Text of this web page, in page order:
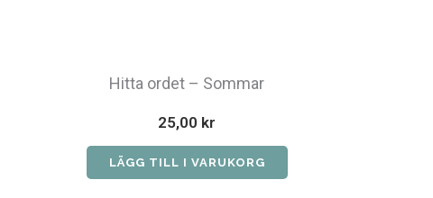
Hitta ordet – Sommar
25,00 kr
LÄGG TILL I VARUKORG